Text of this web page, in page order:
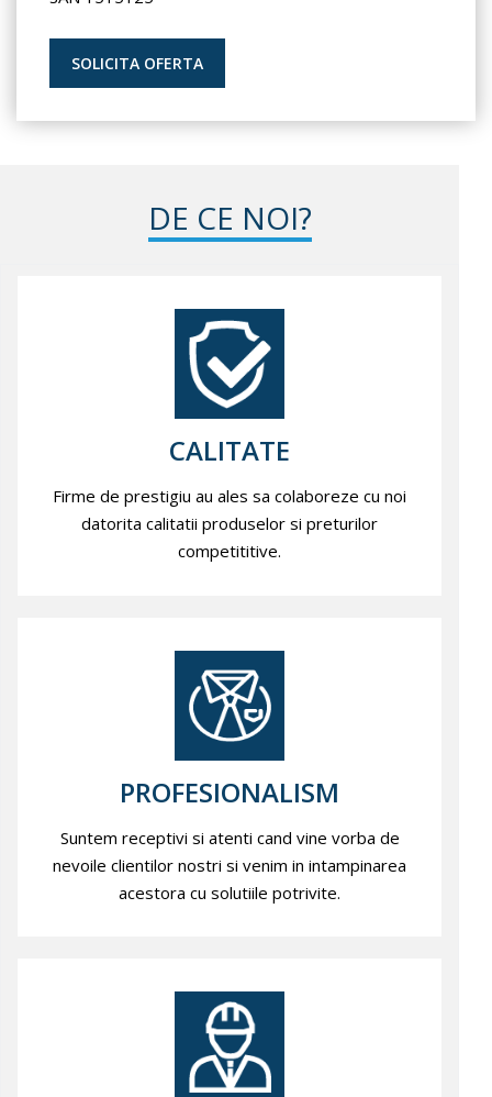
SOLICITA OFERTA
DE CE NOI?
CALITATE
Firme de prestigiu au ales sa colaboreze cu noi
datorita calitatii produselor si preturilor
competititive.
PROFESIONALISM
Suntem receptivi si atenti cand vine vorba de
nevoile clientilor nostri si venim in intampinarea
acestora cu solutiile potrivite.